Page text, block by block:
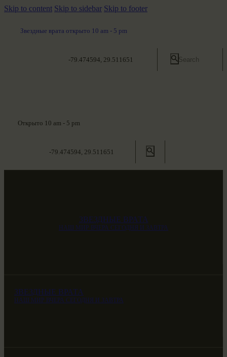
Skip to content Skip to sidebar Skip to footer
Звездные врата открыто 10 am - 5 pm
-79.474594, 29.511651
Открыто 10 am - 5 pm
-79.474594, 29.511651
ЗВЕЗДНЫЕ ВРАТА
НАШ МИР ВЧЕРА СЕГОДНЯ И ЗАВТРА
ЗВЕЗДНЫЕ ВРАТА
НАШ МИР ВЧЕРА СЕГОДНЯ И ЗАВТРА